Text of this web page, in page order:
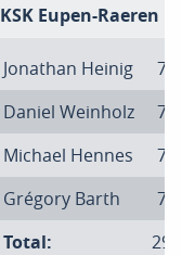
KSK Eupen-Raeren I
Jonathan Heinig
Daniel Weinholz
Michael Hennes
Grégory Barth
Total: